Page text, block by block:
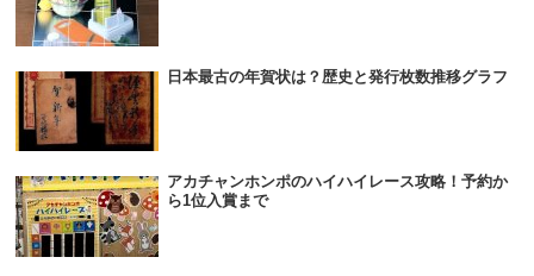
日本最古の年賀状は？歴史と発行枚数推移グラフ
アカチャンホンポのハイハイレース攻略！予約か
ら1位入賞まで